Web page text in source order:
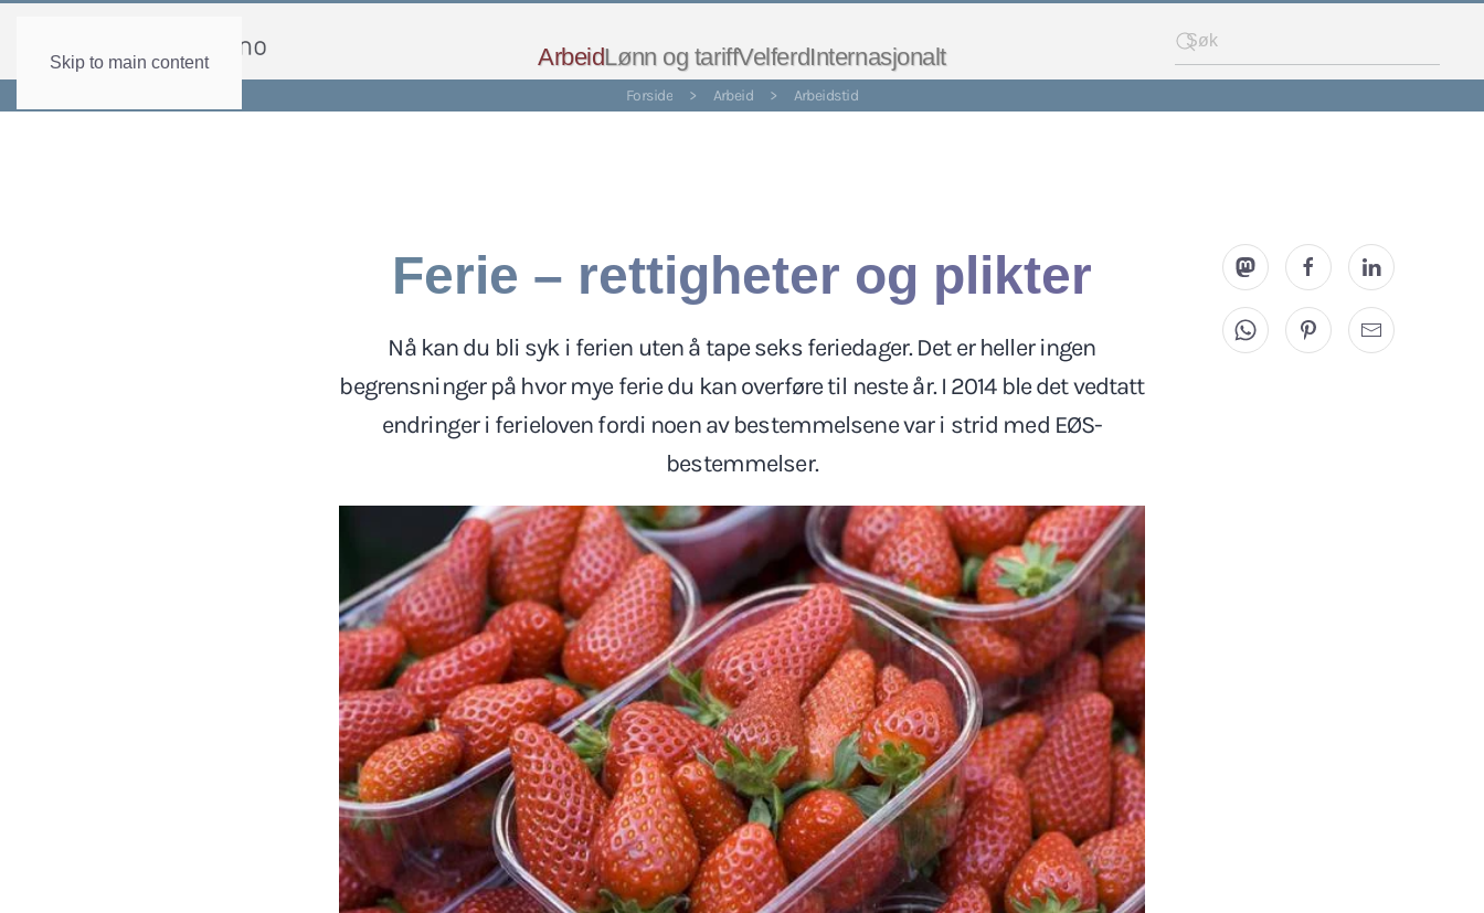
Skip to main content ArbeidLønn og tariffVelferdInternasjonalt
Forside > Arbeid > Arbeidstid
Ferie – rettigheter og plikter
Nå kan du bli syk i ferien uten å tape seks feriedager. Det er heller ingen
begrensninger på hvor mye ferie du kan overføre til neste år. I 2014 ble det vedtatt
endringer i ferieloven fordi noen av bestemmelsene var i strid med EØS-
bestemmelser.